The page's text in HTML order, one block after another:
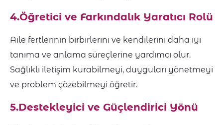
4.Öğretici ve Farkındalık Yaratıcı Rolü
Aile fertlerinin birbirlerini ve kendilerini daha iyi
tanıma ve anlama süreçlerine yardımcı olur.
Sağlıklı iletişim kurabilmeyi, duyguları yönetmeyi
ve problem çözebilmeyi öğretir.
5.Destekleyici ve Güçlendirici Yönü